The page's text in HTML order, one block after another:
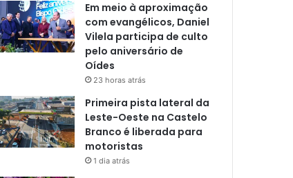
Em meio à aproximação
com evangélicos, Daniel
Vilela participa de culto
pelo aniversário de
Oídes
23 horas atrás
Primeira pista lateral da
Leste-Oeste na Castelo
Branco é liberada para
motoristas
1 dia atrás